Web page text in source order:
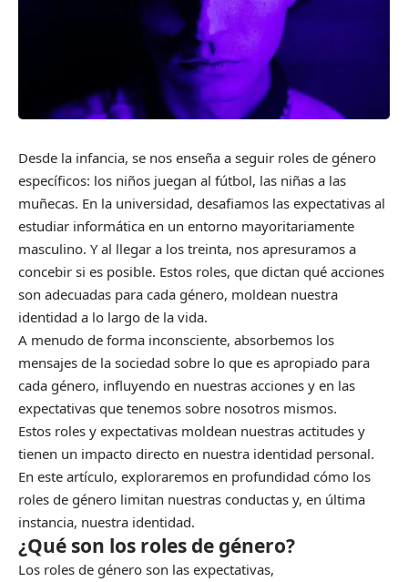
Desde la infancia, se nos enseña a seguir roles de género
específicos: los niños juegan al fútbol, las niñas a las
muñecas. En la universidad, desafiamos las expectativas al
estudiar informática en un entorno mayoritariamente
masculino. Y al llegar a los treinta, nos apresuramos a
concebir si es posible. Estos roles, que dictan qué acciones
son adecuadas para cada género, moldean nuestra
identidad a lo largo de la vida.
A menudo de forma inconsciente, absorbemos los
mensajes de la sociedad sobre lo que es apropiado para
cada género, influyendo en nuestras acciones y en las
expectativas que tenemos sobre nosotros mismos.
Estos roles y expectativas moldean nuestras actitudes y
tienen un impacto directo en nuestra identidad personal.
En este artículo, exploraremos en profundidad cómo los
roles de género limitan nuestras conductas y, en última
instancia, nuestra identidad.
¿Qué son los roles de género?
Los roles de género son las expectativas,